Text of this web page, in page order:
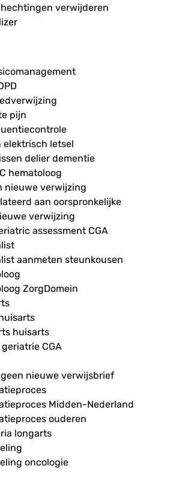
verwijderen
pijn
letsel
delier dementie
hematoloog
nieuwe verwijzing
aan oorspronkelijke
verwijzing
assessment CGA
aanmeten steunkousen
ZorgDomein
huisarts
CGA
nieuwe verwijsbrief
Midden-Nederland
ouderen
longarts
oncologie